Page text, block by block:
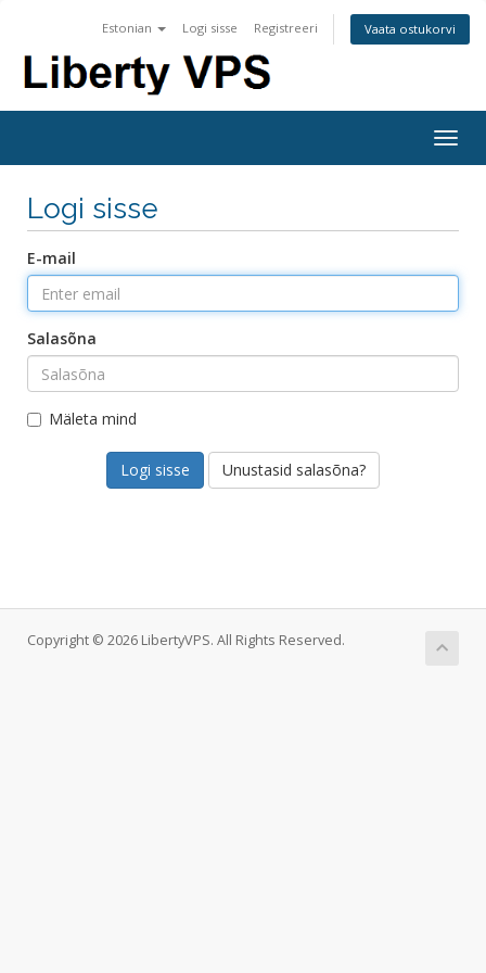
Estonian Logi sisse Registreeri Vaata ostukorvi
Logi sisse
E-mail
Salasõna
Mäleta mind
Unustasid salasõna?
Copyright © 2026 LibertyVPS. All Rights Reserved.